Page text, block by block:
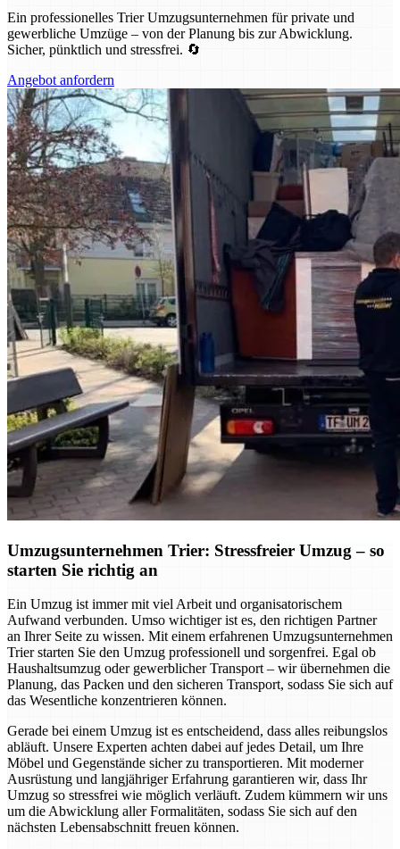
Ein professionelles Trier Umzugsunternehmen für private und
gewerbliche Umzüge – von der Planung bis zur Abwicklung.
Sicher, pünktlich und stressfrei. 🔄
Angebot anfordern
Umzugsunternehmen Trier: Stressfreier Umzug – so
starten Sie richtig an
Ein Umzug ist immer mit viel Arbeit und organisatorischem
Aufwand verbunden. Umso wichtiger ist es, den richtigen Partner
an Ihrer Seite zu wissen. Mit einem erfahrenen Umzugsunternehmen
Trier starten Sie den Umzug professionell und sorgenfrei. Egal ob
Haushaltsumzug oder gewerblicher Transport – wir übernehmen die
Planung, das Packen und den sicheren Transport, sodass Sie sich auf
das Wesentliche konzentrieren können.
Gerade bei einem Umzug ist es entscheidend, dass alles reibungslos
abläuft. Unsere Experten achten dabei auf jedes Detail, um Ihre
Möbel und Gegenstände sicher zu transportieren. Mit moderner
Ausrüstung und langjähriger Erfahrung garantieren wir, dass Ihr
Umzug so stressfrei wie möglich verläuft. Zudem kümmern wir uns
um die Abwicklung aller Formalitäten, sodass Sie sich auf den
nächsten Lebensabschnitt freuen können.